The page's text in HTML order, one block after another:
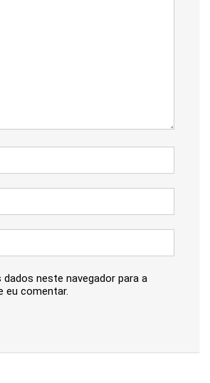
dados neste navegador para a
eu comentar.